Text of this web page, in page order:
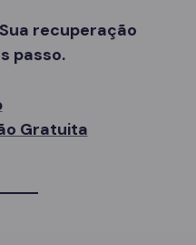
recuperação
passo.
Gratuita